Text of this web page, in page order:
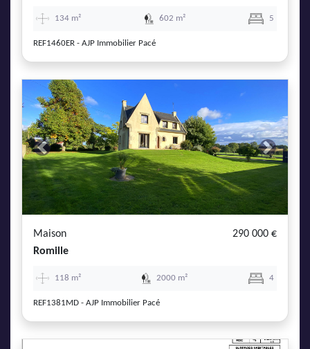
134 m² 602 m² 5
REF1460ER - AJP Immobilier Pacé
Previous Next
Maison
290 000 €
Romille
118 m² 2000 m² 4
REF1381MD - AJP Immobilier Pacé